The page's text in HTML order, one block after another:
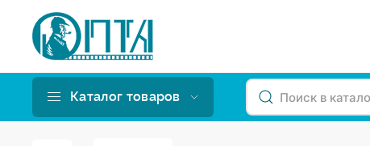
Каталог товаров